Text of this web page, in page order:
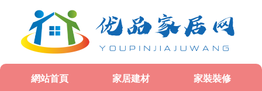
網站首頁 家居建材 家裝裝修